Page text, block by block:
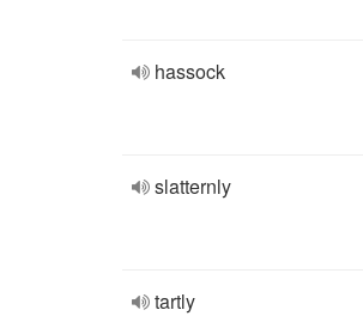
hassock
slatternly
tartly